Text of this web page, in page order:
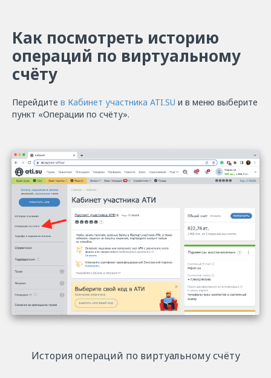
Как посмотреть историю
операций по виртуальному
счёту
Перейдите в Кабинет участника ATI.SU и в меню выберите
пункт «Операции по счёту».
История операций по виртуальному счёту